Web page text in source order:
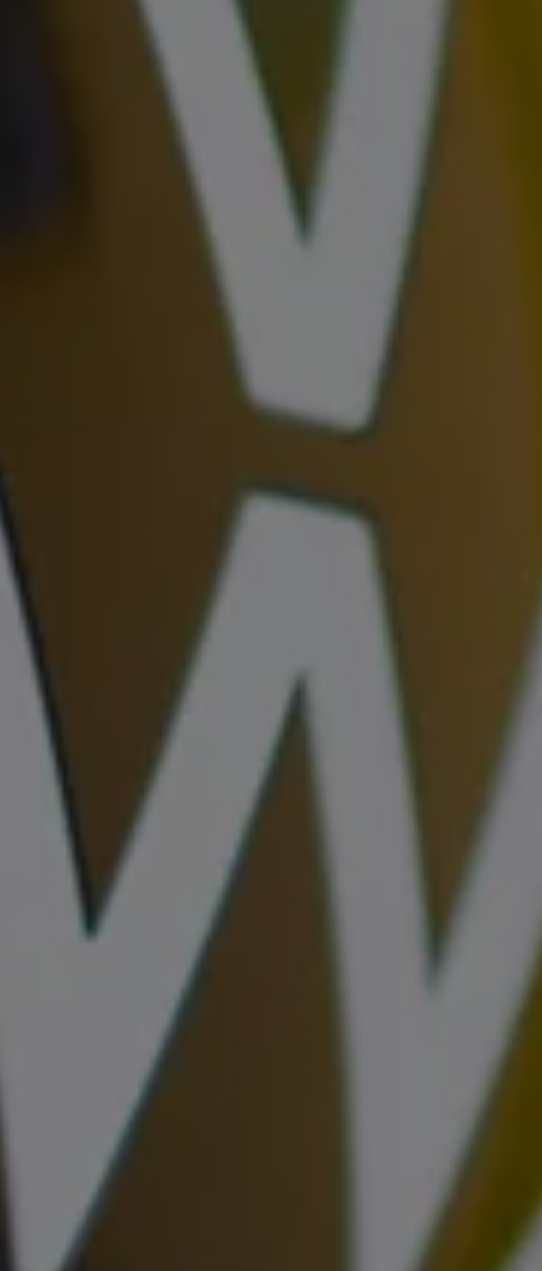
ロイヤリティプログラム
安心プログラム
メンテナンスプログラム
延長保証ウォルフィサポート
カスタマーセンター
タイヤパンク補償
“Certified Pre-Owned”の品質とは
延長保証サービスガイド
9つの約束
スマート買取
正規ディーラー地域別採用情報
倫理・リスク管理・コンプライアンス
2015
リコール関連情報
セーフティ マイスター